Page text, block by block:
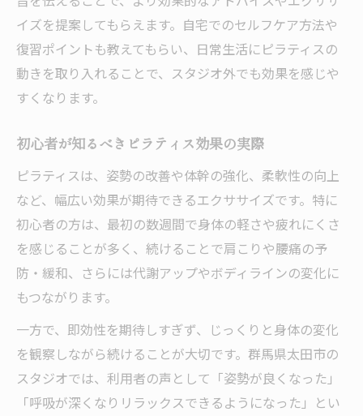
イズを提案してもらえます。自宅でのセルフケア方法や
復習ポイントも教えてもらい、日常生活にピラティスの
動きを取り入れることで、スタジオ外でも効果を感じや
すくなります。
初心者が知るべきピラティス効果の実際
ピラティスは、姿勢の改善や体幹の強化、柔軟性の向上
など、幅広い効果が期待できるエクササイズです。特に
初心者の方は、最初の数週間で身体の軽さや疲れにくさ
を感じることが多く、続けることで肩こりや腰痛の予
防・緩和、さらには代謝アップやボディラインの変化に
もつながります。
一方で、即効性を期待しすぎず、じっくりと身体の変化
を観察しながら続けることが大切です。群馬県太田市の
スタジオでは、利用者の声として「姿勢が良くなった」
「呼吸が深くなりリラックスできるようになった」とい